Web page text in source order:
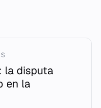
la disputa
en la